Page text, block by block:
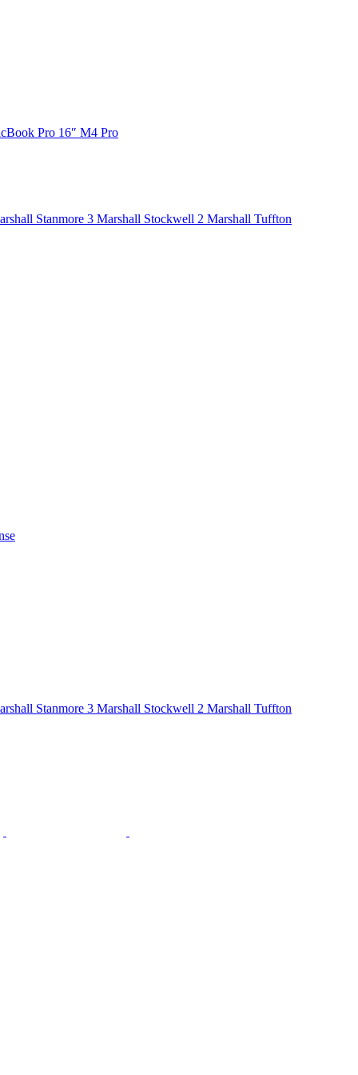
Pro 16″ M4 Pro
Stanmore 3 Marshall Stockwell 2 Marshall Tuffton
Stanmore 3 Marshall Stockwell 2 Marshall Tuffton